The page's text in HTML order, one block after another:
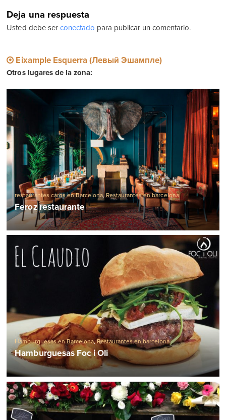
Deja una respuesta
Usted debe ser conectado para publicar un comentario.
Eixample Esquerra (Левый Эшампле)
Otros lugares de la zona:
restaurantes caros en Barcelona,Restaurantes en barcelona
Feroz restaurante
Hamburguesas en Barcelona,Restaurantes en barcelona
Hamburguesas Foc i Oli